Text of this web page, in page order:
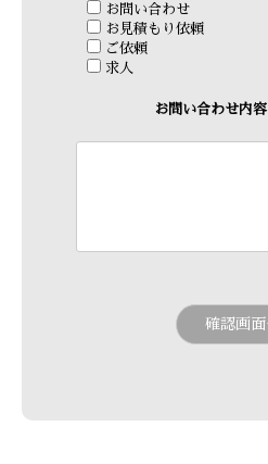
お問い合わせ
お見積もり依頼
ご依頼
求人
お問い合わせ内容